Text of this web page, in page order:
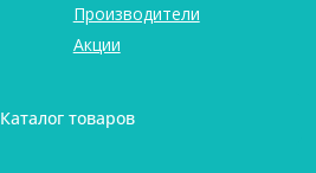
Производители
Акции
Каталог товаров